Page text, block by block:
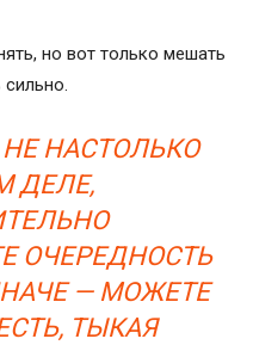
но вот только мешать
сильно.
НАСТОЛЬКО
ДЕЛЕ,
ОЧЕРЕДНОСТЬ
— МОЖЕТЕ
ТЫКАЯ